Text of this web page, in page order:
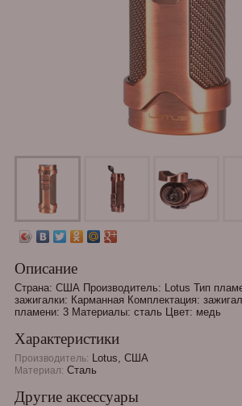
Описание
Страна: США Производитель: Lotus Тип
зажигалки: Карманная Комплектация:
пламени: 3 Материалы: сталь Цвет: медь
Характеристики
Производитель: Lotus, США
Материал: Сталь
Другие аксессуары